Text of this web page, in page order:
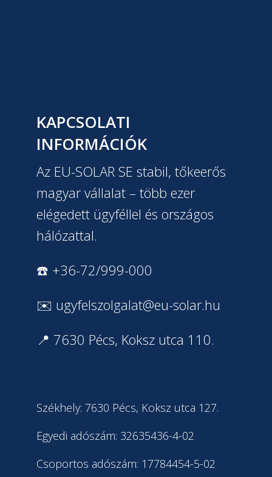
KAPCSOLATI
INFORMÁCIÓK
Az EU-SOLAR SE stabil, tőkeerős
magyar vállalat – több ezer
elégedett ügyféllel és országos
hálózattal.
☎️ +36-72/999-000
✉️ ugyfelszolgalat@eu-solar.hu
📍 7630 Pécs, Koksz utca 110.
Székhely: 7630 Pécs, Koksz utca 127.
Egyedi adószám: 32635436-4-02
Csoportos adószám: 17784454-5-02